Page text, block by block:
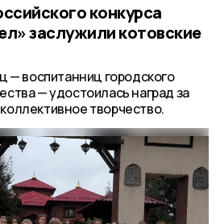
конкурса
заслужили котовские
— воспитанниц городского
— удостоилась наград за
творчество.